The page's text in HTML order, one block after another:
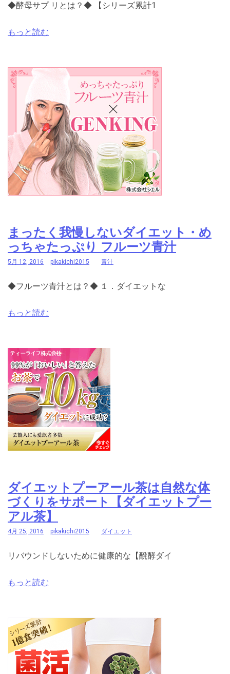
◆酵母サプ リとは？◆ 【シリーズ累計1
もっと読む
まったく我慢しないダイエット・め
っちゃたっぷり フルーツ青汁
5月 12, 2016 pikakichi2015 青汁
◆フルーツ青汁とは？◆ １．ダイエットな
もっと読む
ダイエットプーアール茶は自然な体
づくりをサポート【ダイエットプー
アル茶】
4月 25, 2016 pikakichi2015 ダイエット
リバウンドしないために健康的な【醗酵ダイ
もっと読む